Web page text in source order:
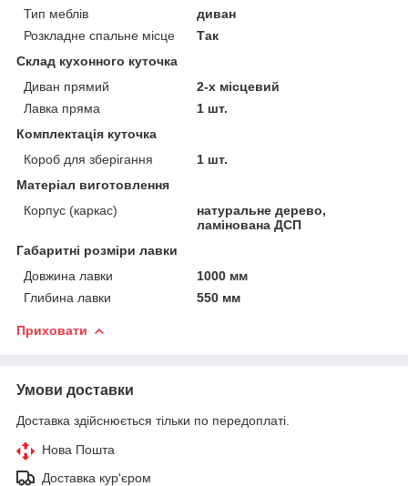
Тип меблів
диван
Розкладне спальне місце
Так
Склад кухонного куточка
Диван прямий
2-х місцевий
Лавка пряма
1 шт.
Комплектація куточка
Короб для зберігання
1 шт.
Матеріал виготовлення
Корпус (каркас)
натуральне дерево,
ламінована ДСП
Габаритні розміри лавки
Довжина лавки
1000 мм
Глибина лавки
550 мм
Приховати
Умови доставки
Доставка здійснюється тільки по передоплаті.
Нова Пошта
Доставка кур'єром